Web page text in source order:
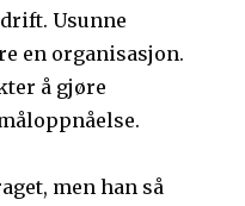
Usunne
en organisasjon.
å gjøre
men han så